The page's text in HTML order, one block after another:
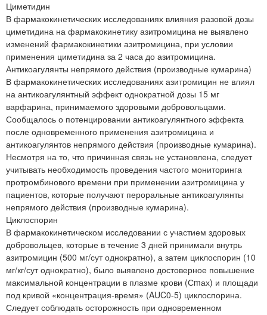
Циметидин
В фармакокинетических исследованиях влияния разовой дозы
циметидина на фармакокинетику азитромицина не выявлено
изменений фармакокинетики азитромицина, при условии
применения циметидина за 2 часа до азитромицина.
Антикоагулянты непрямого действия (производные кумарина)
В фармакокинетических исследованиях азитромицин не влиял
на антикоагулянтный эффект однократной дозы 15 мг
варфарина, принимаемого здоровыми добровольцами.
Сообщалось о потенцировании антикоагулянтного эффекта
после одновременного применения азитромицина и
антикоагулянтов непрямого действия (производные кумарина).
Несмотря на то, что причинная связь не установлена, следует
учитывать необходимость проведения частого мониторинга
протромбинового времени при применении азитромицина у
пациентов, которые получают пероральные антикоагулянты
непрямого действия (производные кумарина).
Циклоспорин
В фармакокинетическом исследовании с участием здоровых
добровольцев, которые в течение 3 дней принимали внутрь
азитромицин (500 мг/сут однократно), а затем циклоспорин (10
мг/кг/сут однократно), было выявлено достоверное повышение
максимальной концентрации в плазме крови (Сmах) и площади
под кривой «концентрация-время» (AUC0-5) циклоспорина.
Следует соблюдать осторожность при одновременном